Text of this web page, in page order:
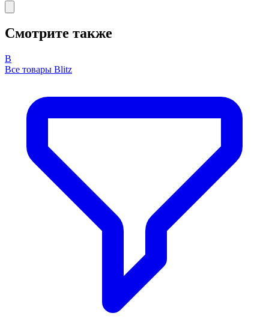
Смотрите также
B
Все товары Blitz